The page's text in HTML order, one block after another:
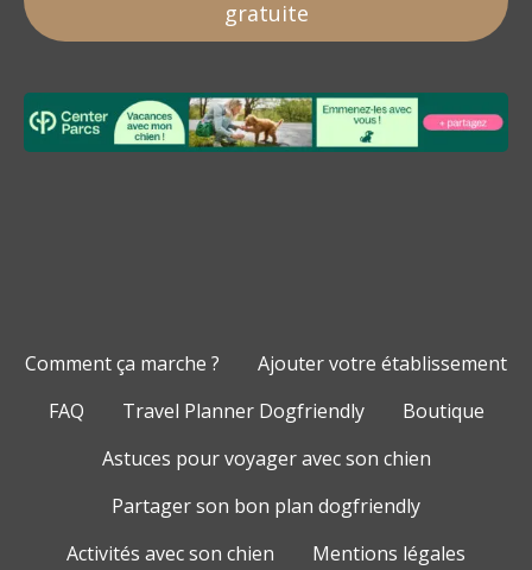
gratuite
Comment ça marche ?
Ajouter votre établissement
FAQ
Travel Planner Dogfriendly
Boutique
Astuces pour voyager avec son chien
Partager son bon plan dogfriendly
Activités avec son chien
Mentions légales